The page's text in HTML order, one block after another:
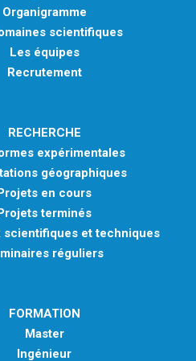
Organigramme
scientifiques
Les équipes
Recrutement
RECHERCHE
expérimentales
géographiques
en cours
terminés
scientifiques et techniques
réguliers
FORMATION
Master
Ingénieur